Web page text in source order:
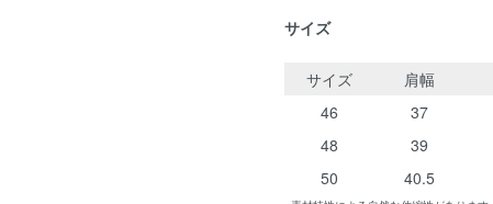
サイズ
サイズ 肩幅
46
37
48
39
50
40.5